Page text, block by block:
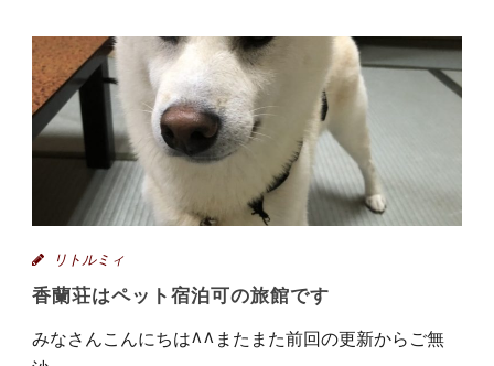
リトルミィ
香蘭荘はペット宿泊可の旅館です
みなさんこんにちは^^またまた前回の更新からご無